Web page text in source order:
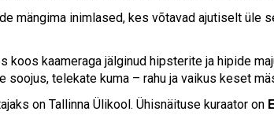
mängima inimlased, kes võtavad ajutiselt üle
koos kaameraga jälginud hipsterite ja hipide
soojus, telekate kuma – rahu ja vaikus keset
on Tallinna Ülikool. Ühisnäituse kuraator on